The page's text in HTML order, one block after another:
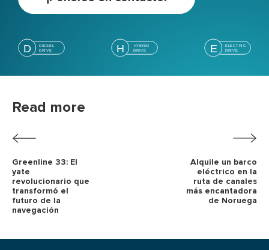
Read more
Greenline 33: El
yate
revolucionario que
transformó el
futuro de la
navegación
Alquile un barco
eléctrico en la
ruta de canales
más encantadora
de Noruega